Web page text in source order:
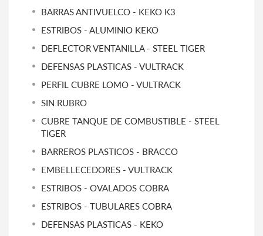
BARRAS ANTIVUELCO - KEKO K3
ESTRIBOS - ALUMINIO KEKO
DEFLECTOR VENTANILLA - STEEL TIGER
DEFENSAS PLASTICAS - VULTRACK
PERFIL CUBRE LOMO - VULTRACK
SIN RUBRO
CUBRE TANQUE DE COMBUSTIBLE - STEEL
TIGER
BARREROS PLASTICOS - BRACCO
EMBELLECEDORES - VULTRACK
ESTRIBOS - OVALADOS COBRA
ESTRIBOS - TUBULARES COBRA
DEFENSAS PLASTICAS - KEKO